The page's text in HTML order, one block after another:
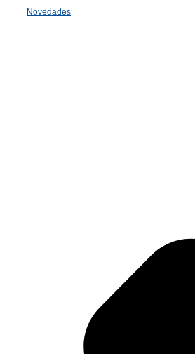
Novedades